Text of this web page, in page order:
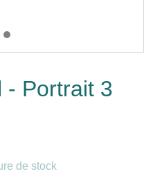
- Portrait 3
de stock